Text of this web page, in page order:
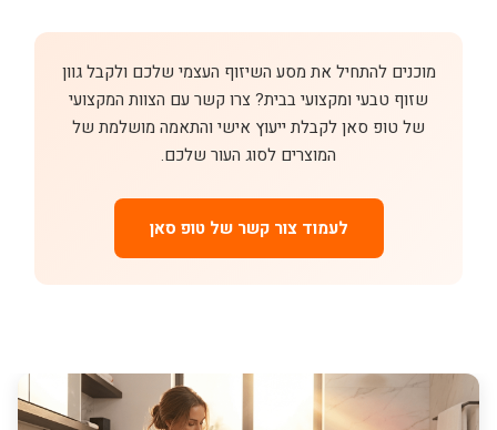
מוכנים להתחיל את מסע השיזוף העצמי שלכם ולקבל גוון
שזוף טבעי ומקצועי בבית? צרו קשר עם הצוות המקצועי
של טופ סאן לקבלת ייעוץ אישי והתאמה מושלמת של
המוצרים לסוג העור שלכם.
לעמוד צור קשר של טופ סאן